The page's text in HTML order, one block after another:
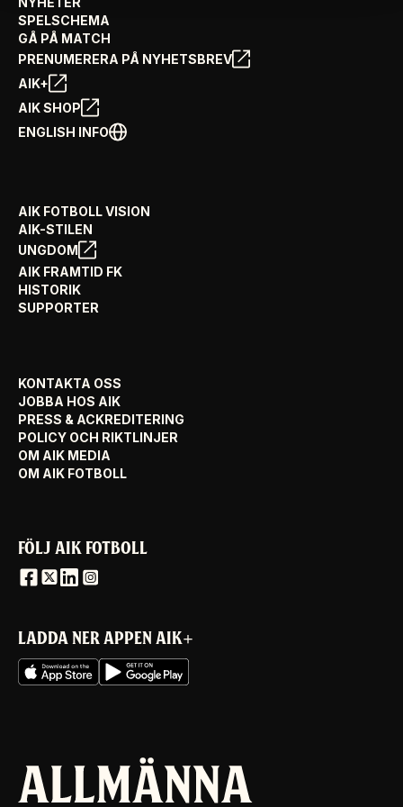
SPELSCHEMA
GÅ PÅ MATCH
PRENUMERERA PÅ NYHETSBREV
AIK+
AIK SHOP
ENGLISH INFO
AIK FOTBOLL VISION
AIK-STILEN
UNGDOM
AIK FRAMTID FK
HISTORIK
SUPPORTER
KONTAKTA OSS
JOBBA HOS AIK
PRESS & ACKREDITERING
POLICY OCH RIKTLINJER
OM AIK MEDIA
OM AIK FOTBOLL
FÖLJ AIK FOTBOLL
LADDA NER APPEN AIK+